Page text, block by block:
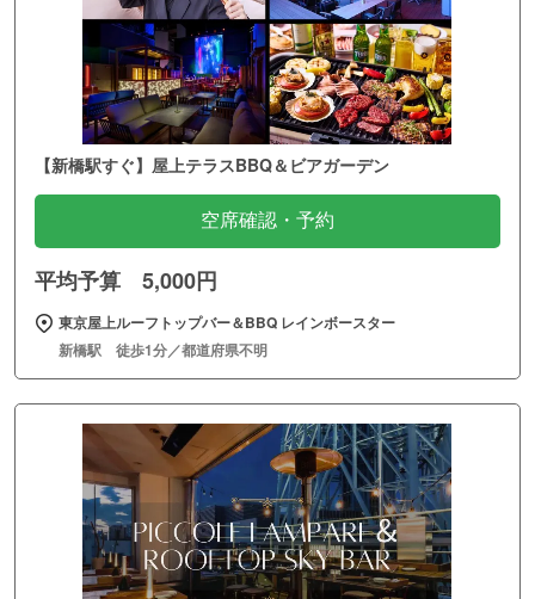
【新橋駅すぐ】屋上テラスBBQ＆ビアガーデン
空席確認・予約
平均予算 5,000円
東京屋上ルーフトップバー＆BBQ レインボースター
新橋駅 徒歩1分／都道府県不明